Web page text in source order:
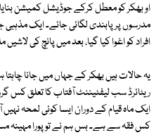
او بھکر کو معطل کرکے جوڈیشل کمیشن
مدرسوں پر پابندی لگائی جائے۔ ایک
افراد کو اغوا کیا گیا، بعد میں پانچ کی لاشیں
یہ حالات ہیں بھکر کے جہاں میں جانا
ایک ماہ قیام کے دوران ایسا کوئی لمحہ نہیں
کس فقہ سے ہے۔ بس ہم نے تو پورا مہینہ